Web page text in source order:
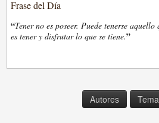
Frase del Día
“Tener no es poseer. Puede tenerse aquello
es tener y disfrutar lo que se tiene.”
Autores